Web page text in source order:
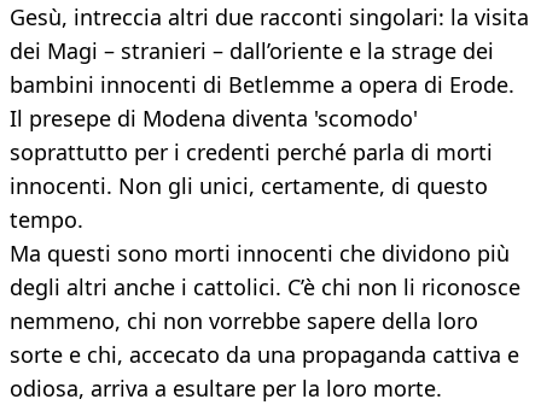
Gesù, intreccia altri due racconti singolari: la visita
dei Magi – stranieri – dall’oriente e la strage dei
bambini innocenti di Betlemme a opera di Erode.
Il presepe di Modena diventa 'scomodo'
soprattutto per i credenti perché parla di morti
innocenti. Non gli unici, certamente, di questo
tempo.
Ma questi sono morti innocenti che dividono più
degli altri anche i cattolici. C’è chi non li riconosce
nemmeno, chi non vorrebbe sapere della loro
sorte e chi, accecato da una propaganda cattiva e
odiosa, arriva a esultare per la loro morte.